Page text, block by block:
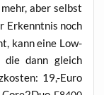
aber selbst
Erkennt­nis noch
kann eine Low-
dann gleich
19,-Euro